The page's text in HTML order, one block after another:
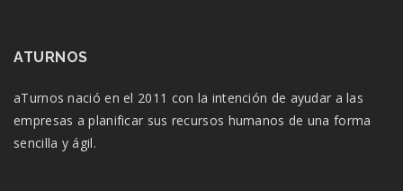
ATURNOS
aTurnos nació en el 2011 con la intención de ayudar a las
empresas a planificar sus recursos humanos de una forma
sencilla y ágil.